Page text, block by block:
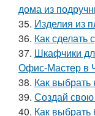
дома из
35. Изделия из
36. Как сделать
37. Шкафчики
Офис-Мастер в
38. Как выбрать
39. Создай свою
40. Как выбрать